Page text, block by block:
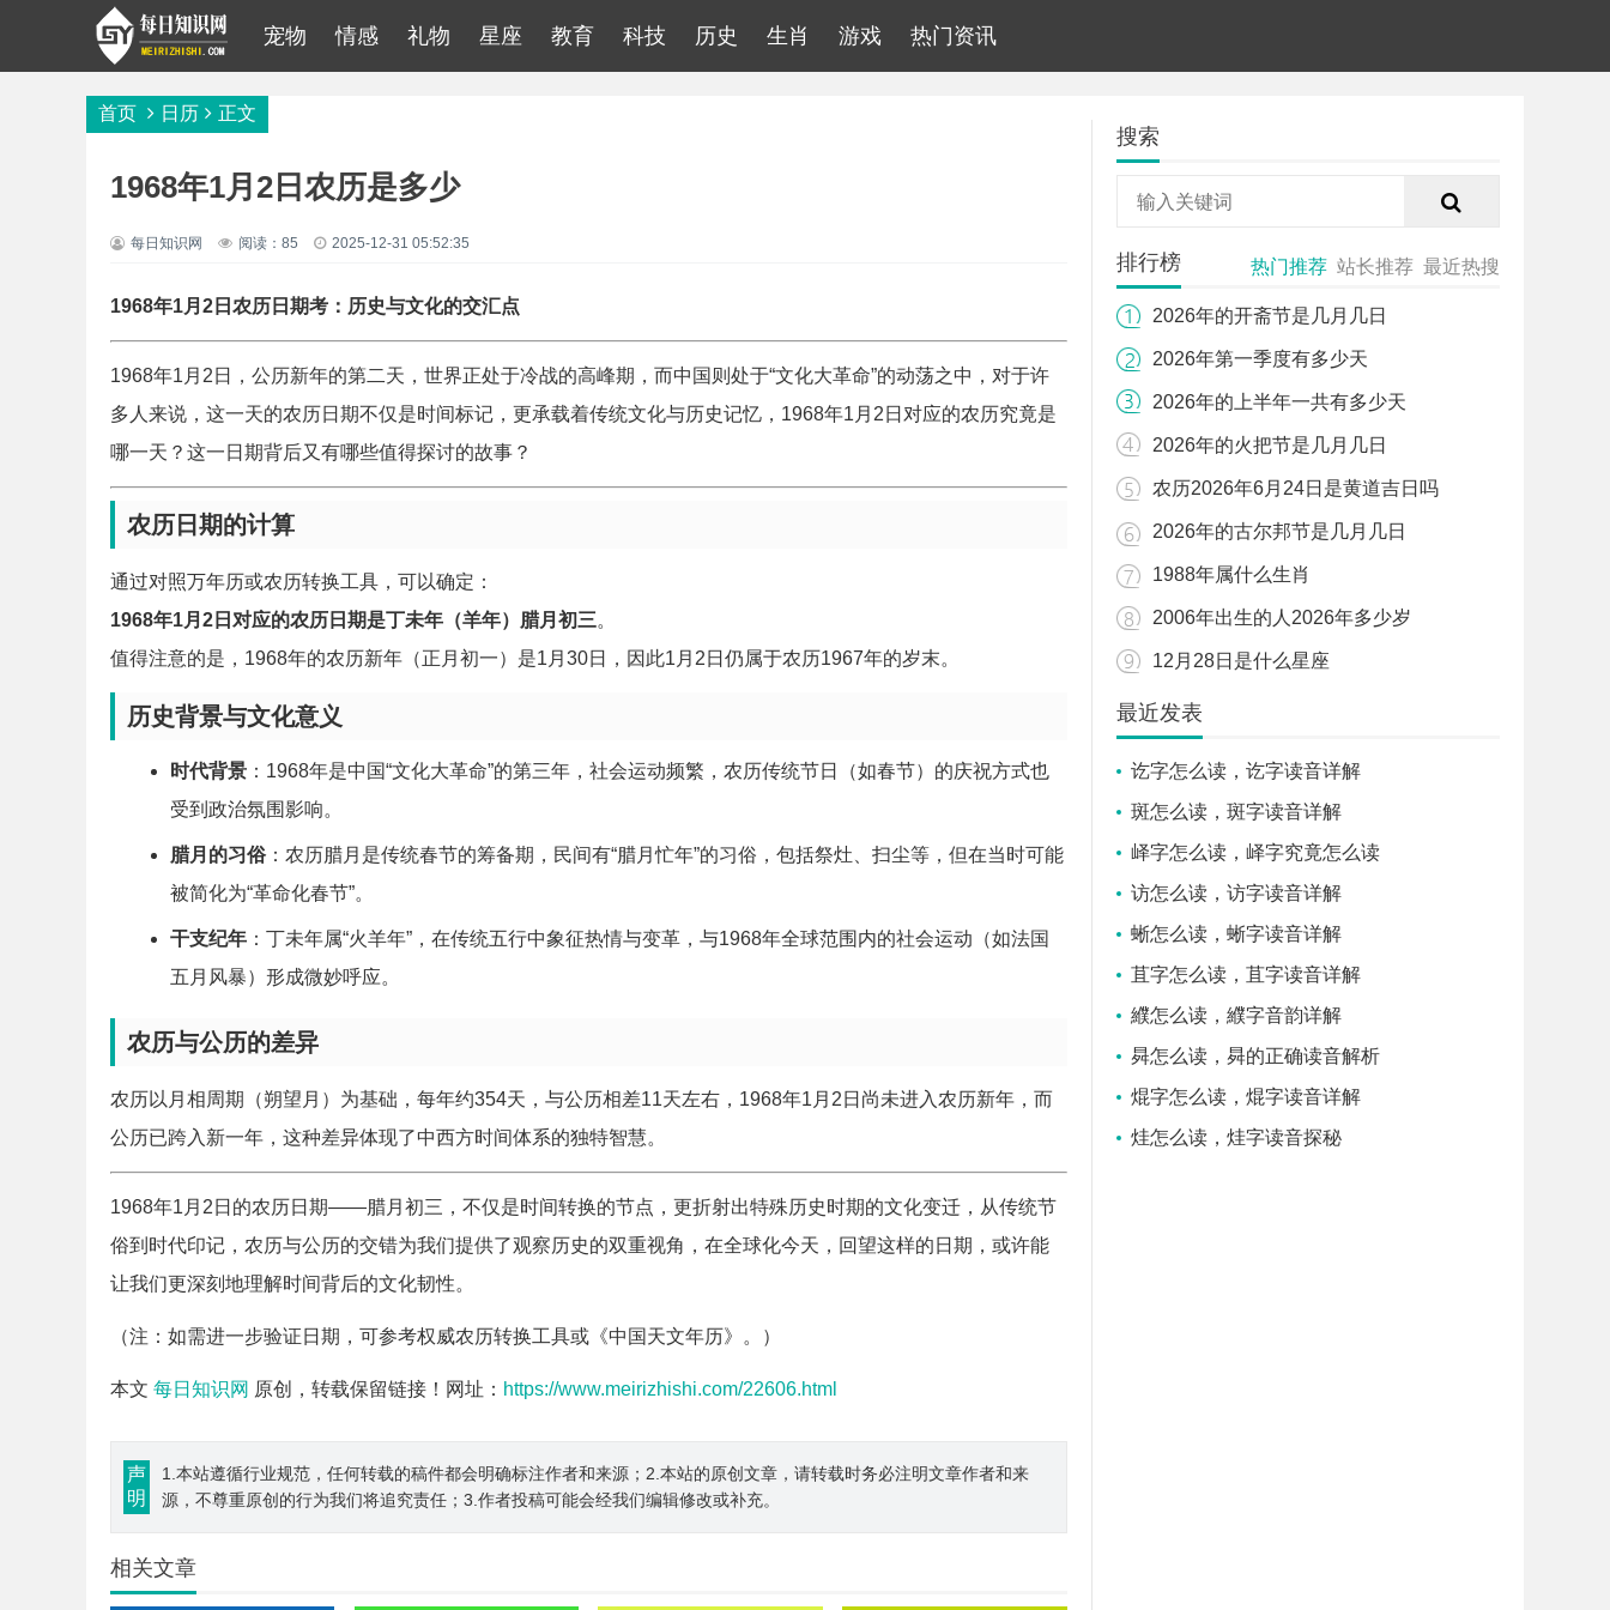
宠物 情感 礼物 星座 教育 科技 历史 生肖 游戏 热门资讯
首页 日历 正文
1968年1月2日农历是多少
每日知识网 阅读：85 2025-12-31 05:52:35
1968年1月2日农历日期考：历史与文化的交汇点
1968年1月2日，公历新年的第二天，世界正处于冷战的高峰期，而中国则处于“文化大革命”的动荡之中，对于许
多人来说，这一天的农历日期不仅是时间标记，更承载着传统文化与历史记忆，1968年1月2日对应的农历究竟是
哪一天？这一日期背后又有哪些值得探讨的故事？
农历日期的计算
通过对照万年历或农历转换工具，可以确定：
1968年1月2日对应的农历日期是丁未年（羊年）腊月初三。
值得注意的是，1968年的农历新年（正月初一）是1月30日，因此1月2日仍属于农历1967年的岁末。
历史背景与文化意义
时代背景 ：1968年是中国“文化大革命”的第三年，社会运动频繁，农历传统节日（如春节）的庆祝方式也
受到政治氛围影响。
腊月的习俗：农历腊月是传统春节的筹备期，民间有“腊月忙年”的习俗，包括祭灶、扫尘等，但在当时可能
被简化为“革命化春节”。
干支纪年 ：丁未年属“火羊年”，在传统五行中象征热情与变革，与1968年全球范围内的社会运动（如法国
五月风暴）形成微妙呼应。
农历与公历的差异
农历以月相周期（朔望月）为基础，每年约354天，与公历相差11天左右，1968年1月2日尚未进入农历新年，而
公历已跨入新一年，这种差异体现了中西方时间体系的独特智慧。
1968年1月2日的农历日期——腊月初三，不仅是时间转换的节点，更折射出特殊历史时期的文化变迁，从传统节
俗到时代印记，农历与公历的交错为我们提供了观察历史的双重视角，在全球化今天，回望这样的日期，或许能
让我们更深刻地理解时间背后的文化韧性。
（注：如需进一步验证日期，可参考权威农历转换工具或《中国天文年历》。）
本文 每日知识网 原创，转载保留链接！网址： https://www.meirizhishi.com/22606.html
声
明
1.本站遵循行业规范，任何转载的稿件都会明确标注作者和来源；2.本站的原创文章，请转载时务必注明文章作者和来
源，不尊重原创的行为我们将追究责任；3.作者投稿可能会经我们编辑修改或补充。
相关文章
搜索
排行榜 热门推荐 站长推荐 最近热搜
2026年的开斋节是几月几日
2026年第一季度有多少天
2026年的上半年一共有多少天
2026年的火把节是几月几日
农历2026年6月24日是黄道吉日吗
2026年的古尔邦节是几月几日
1988年属什么生肖
2006年出生的人2026年多少岁
12月28日是什么星座
最近发表
讫字怎么读，讫字读音详解
斑怎么读，斑字读音详解
峄字怎么读，峄字究竟怎么读
访怎么读，访字读音详解
蜥怎么读，蜥字读音详解
苴字怎么读，苴字读音详解
纀怎么读，纀字音韵详解
曻怎么读，曻的正确读音解析
焜字怎么读，焜字读音详解
烓怎么读，烓字读音探秘